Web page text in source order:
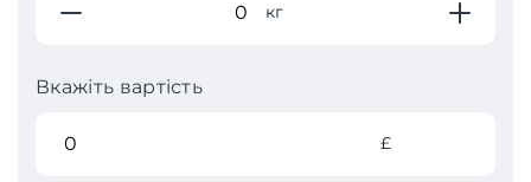
кг
Вкажіть вартість
£